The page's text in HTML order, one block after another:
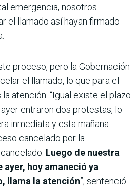
emergencia, nosotros
el llamado así hayan firmado
proceso, pero la Gobernación
el llamado, lo que para el
atención. “Igual existe el plazo
entraron dos protestas, lo
inmediata y esta mañana
cancelado por la
Luego de nuestra
ayer, hoy amaneció ya
llama la atención”, sentenció.